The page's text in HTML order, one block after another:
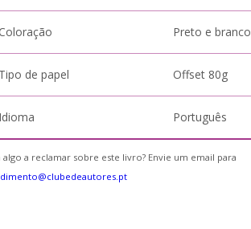
Coloração Preto e branco
Tipo de papel Offset 80g
Idioma Português
algo a reclamar sobre este livro? Envie um email para